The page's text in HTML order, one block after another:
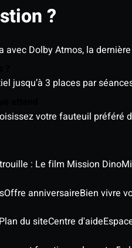
?
avec Dolby Atmos, la
jusqu’à 3 places par
votre fauteuil préféré
: Le film Mission Dino
Offre anniversaireBien vivre
Plan du siteCentre d'aide